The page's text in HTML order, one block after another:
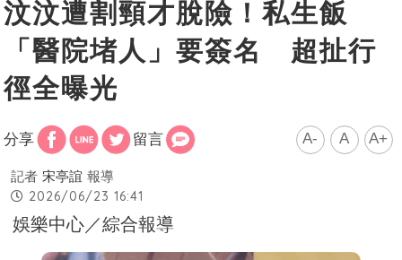
汶汶遭割頸才脫險！私生飯
「醫院堵人」要簽名 超扯行
徑全曝光
分享 留言 A- A A+
記者 宋亭誼 報導
2026/06/23 16:41
娛樂中心／綜合報導